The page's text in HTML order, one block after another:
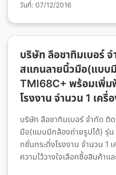
วันที่: 07/12/2016
บริษัท ลือชาทิมเบอร์
สแกนลายนิ้วมือ(แบบ
TMI68C+ พร้อมเพิ่ม
โรงงาน จำนวน 1 เครื่
บริษัท ลือชาทิมเบอร์ จำกัด ติ
มือ(แบบมีกล้องถ่ายรูปได้) รุ่
กชั่นกระดิ่งโรงงาน จำนวน 1
ความไว้วางใจเลือกซื้อสินค้าแ